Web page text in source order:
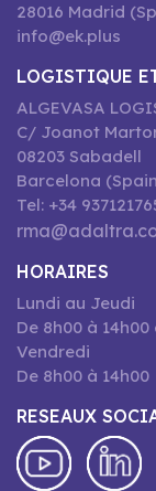
28016 Madrid
info@ek.plus
LOGISTIQUE
ALGEVASA
C/ Joanot
08203 Sabadell
Barcelona
Tel: +34
HORAIRES
Lundi au Jeudi
De 8h00 à 14h00
Vendredi
De 8h00 à 14h00
RESEAUX